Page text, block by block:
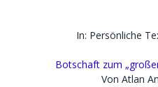
In: Persönliche
Botschaft zum
Von Atlan